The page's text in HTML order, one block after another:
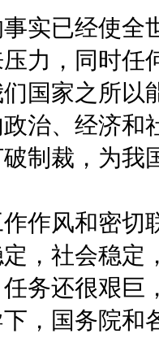
实已经使全
力，同时任
国家之所以
治、经济和
制裁，为我
作风和密切
，社会稳定
务还很艰巨
，国务院和